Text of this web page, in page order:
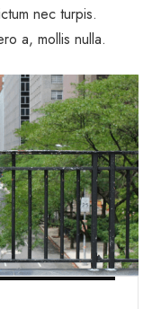
nec turpis.
a, mollis nulla.